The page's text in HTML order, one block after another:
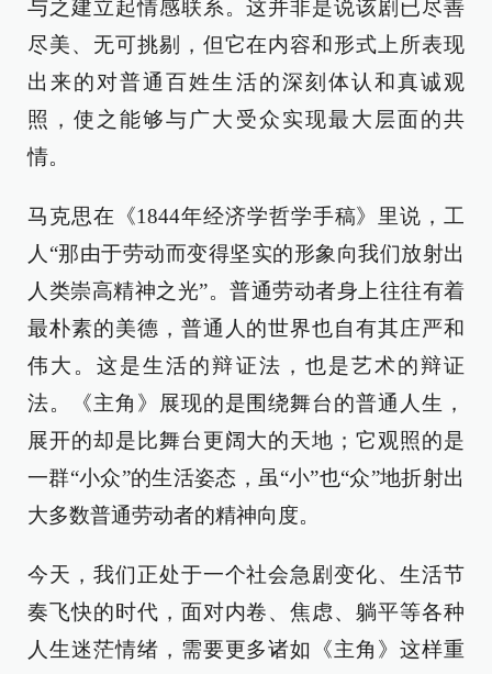
与之建立起情感联系。这并非是说该剧已尽善
尽美、无可挑剔，但它在内容和形式上所表现
出来的对普通百姓生活的深刻体认和真诚观
照，使之能够与广大受众实现最大层面的共
情。
马克思在《1844年经济学哲学手稿》里说，工
人“那由于劳动而变得坚实的形象向我们放射出
人类崇高精神之光”。普通劳动者身上往往有着
最朴素的美德，普通人的世界也自有其庄严和
伟大。这是生活的辩证法，也是艺术的辩证
法。《主角》展现的是围绕舞台的普通人生，
展开的却是比舞台更阔大的天地；它观照的是
一群“小众”的生活姿态，虽“小”也“众”地折射出
大多数普通劳动者的精神向度。
今天，我们正处于一个社会急剧变化、生活节
奏飞快的时代，面对内卷、焦虑、躺平等各种
人生迷茫情绪，需要更多诸如《主角》这样重